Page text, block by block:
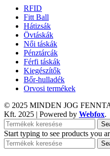
RFID
Fitt Ball
Hátizsák
Övtáskák
Női táskák
Pénztárcák
Férfi táskák
Kiegészítők
Bőr-hulladék
Orvosi termékek
© 2025 MINDEN JOG
Kft. 2025 | Powered by Webfox.
Start typing to see products you